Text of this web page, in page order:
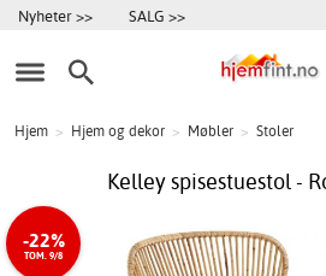
Nyheter >> SALG >>
Hjem > Hjem og dekor > Møbler > Stoler
Kelley spisestuestol -
-22%
TOM. 9/8